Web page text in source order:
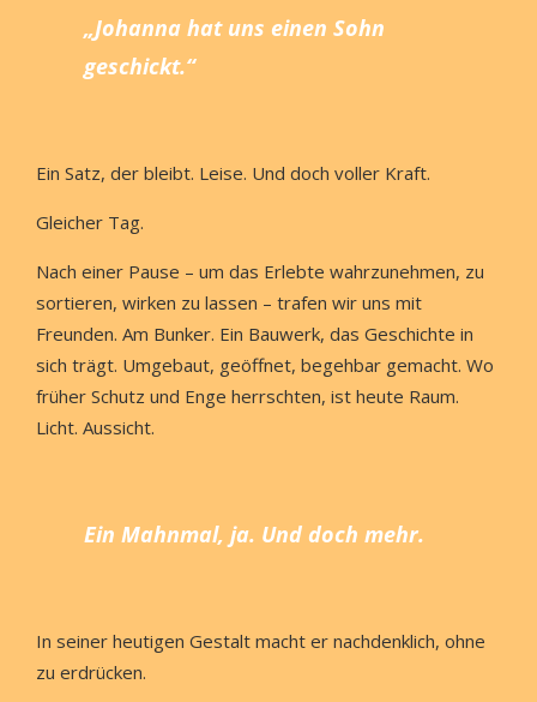
„Johanna hat uns einen Sohn
geschickt.“
Ein Satz, der bleibt. Leise. Und doch voller Kraft.
Gleicher Tag.
Nach einer Pause – um das Erlebte wahrzunehmen, zu
sortieren, wirken zu lassen – trafen wir uns mit
Freunden. Am Bunker. Ein Bauwerk, das Geschichte in
sich trägt. Umgebaut, geöffnet, begehbar gemacht. Wo
früher Schutz und Enge herrschten, ist heute Raum.
Licht. Aussicht.
Ein Mahnmal, ja. Und doch mehr.
In seiner heutigen Gestalt macht er nachdenklich, ohne
zu erdrücken.